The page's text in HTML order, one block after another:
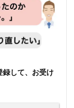
録して、お受け